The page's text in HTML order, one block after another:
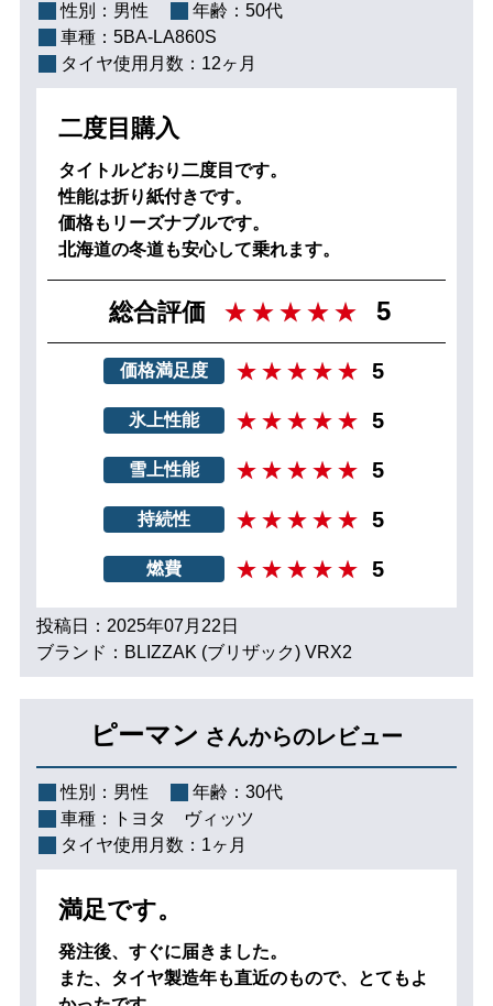
性別： 男性 年齢： 50代
車種： 5BA-LA860S
タイヤ使用月数： 12ヶ月
二度目購入
タイトルどおり二度目です。
性能は折り紙付きです。
価格もリーズナブルです。
北海道の冬道も安心して乗れます。
総合評価 5
価格満足度 5
氷上性能 5
雪上性能 5
持続性 5
燃費 5
投稿日：2025年07月22日
ブランド：BLIZZAK (ブリザック) VRX2
ピーマン さんからのレビュー
性別： 男性 年齢： 30代
車種：
トヨタ ヴィッツ
タイヤ使用月数： 1ヶ月
満足です。
発注後、すぐに届きました。
また、タイヤ製造年も直近のもので、とてもよ